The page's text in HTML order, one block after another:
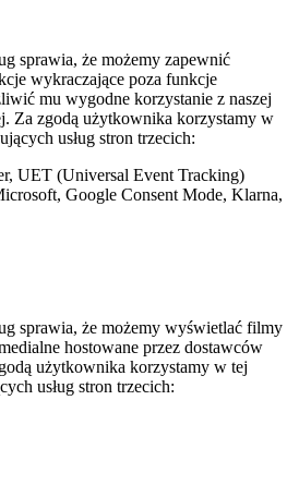
sprawia, że możemy zapewnić
wykraczające poza funkcje
mu wygodne korzystanie z naszej
Za zgodą użytkownika korzystamy w
usług stron trzecich:
UET (Universal Event Tracking)
Google Consent Mode, Klarna,
sprawia, że możemy wyświetlać filmy
hostowane przez dostawców
użytkownika korzystamy w tej
usług stron trzecich: